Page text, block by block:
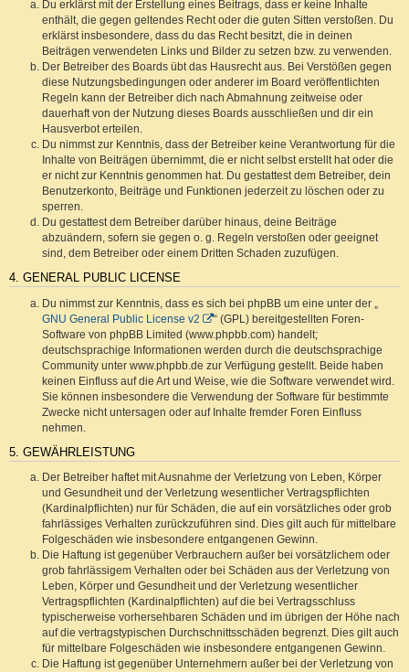
Du erklärst mit der Erstellung eines Beitrags, dass er keine Inhalte
enthält, die gegen geltendes Recht oder die guten Sitten verstoßen. Du
erklärst insbesondere, dass du das Recht besitzt, die in deinen
Beiträgen verwendeten Links und Bilder zu setzen bzw. zu verwenden.
Der Betreiber des Boards übt das Hausrecht aus. Bei Verstößen gegen
diese Nutzungsbedingungen oder anderer im Board veröffentlichten
Regeln kann der Betreiber dich nach Abmahnung zeitweise oder
dauerhaft von der Nutzung dieses Boards ausschließen und dir ein
Hausverbot erteilen.
Du nimmst zur Kenntnis, dass der Betreiber keine Verantwortung für die
Inhalte von Beiträgen übernimmt, die er nicht selbst erstellt hat oder die
er nicht zur Kenntnis genommen hat. Du gestattest dem Betreiber, dein
Benutzerkonto, Beiträge und Funktionen jederzeit zu löschen oder zu
sperren.
Du gestattest dem Betreiber darüber hinaus, deine Beiträge
abzuändern, sofern sie gegen o. g. Regeln verstoßen oder geeignet
sind, dem Betreiber oder einem Dritten Schaden zuzufügen.
4. GENERAL PUBLIC LICENSE
Du nimmst zur Kenntnis, dass es sich bei phpBB um eine unter der „
GNU General Public License v2
“ (GPL) bereitgestellten Foren-
Software von phpBB Limited (www.phpbb.com) handelt;
deutschsprachige Informationen werden durch die deutschsprachige
Community unter www.phpbb.de zur Verfügung gestellt. Beide haben
keinen Einfluss auf die Art und Weise, wie die Software verwendet wird.
Sie können insbesondere die Verwendung der Software für bestimmte
Zwecke nicht untersagen oder auf Inhalte fremder Foren Einfluss
nehmen.
5. GEWÄHRLEISTUNG
Der Betreiber haftet mit Ausnahme der Verletzung von Leben, Körper
und Gesundheit und der Verletzung wesentlicher Vertragspflichten
(Kardinalpflichten) nur für Schäden, die auf ein vorsätzliches oder grob
fahrlässiges Verhalten zurückzuführen sind. Dies gilt auch für mittelbare
Folgeschäden wie insbesondere entgangenen Gewinn.
Die Haftung ist gegenüber Verbrauchern außer bei vorsätzlichem oder
grob fahrlässigem Verhalten oder bei Schäden aus der Verletzung von
Leben, Körper und Gesundheit und der Verletzung wesentlicher
Vertragspflichten (Kardinalpflichten) auf die bei Vertragsschluss
typischerweise vorhersehbaren Schäden und im übrigen der Höhe nach
auf die vertragstypischen Durchschnittsschäden begrenzt. Dies gilt auch
für mittelbare Folgeschäden wie insbesondere entgangenen Gewinn.
Die Haftung ist gegenüber Unternehmern außer bei der Verletzung von